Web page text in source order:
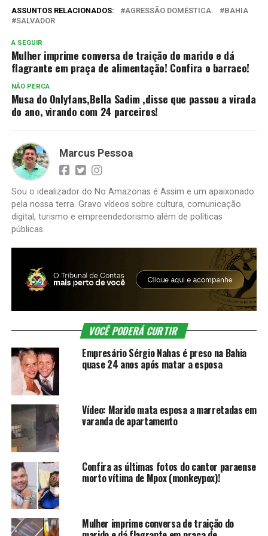
ASSUNTOS RELACIONADOS: AGRESSÃO DOMÉSTICA.
BAHIA
SALVADOR
A SEGUIR
Mulher imprime conversa de traição do marido e dá
flagrante em praça de alimentação! Confira o barraco!
NÃO PERCA
Musa do Onlyfans,Bella Sadim ,disse que passou a virada
do ano, virando com 24 parceiros!
Marcus Pessoa
Sou o idealizador do No Amazonas é Assim e um apaixonado
pela nossa terra. Gravo vídeos sobre cultura, comunicação
digital, turismo e empreendedorismo além de políticas
públicas.
VOCÊ PODERÁ CURTIR
Empresário Sérgio Nahas é preso na Bahia
quase 24 anos após matar a esposa
Vídeo: Marido mata esposa a marretadas em
varanda de apartamento
Confira as últimas fotos do cantor paraense
morto vítima de Mpox (monkeypox)!
Mulher imprime conversa de traição do